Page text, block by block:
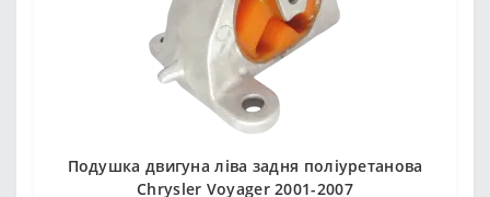
Подушка двигуна ліва задня поліуретанова
Chrysler Voyager 2001-2007